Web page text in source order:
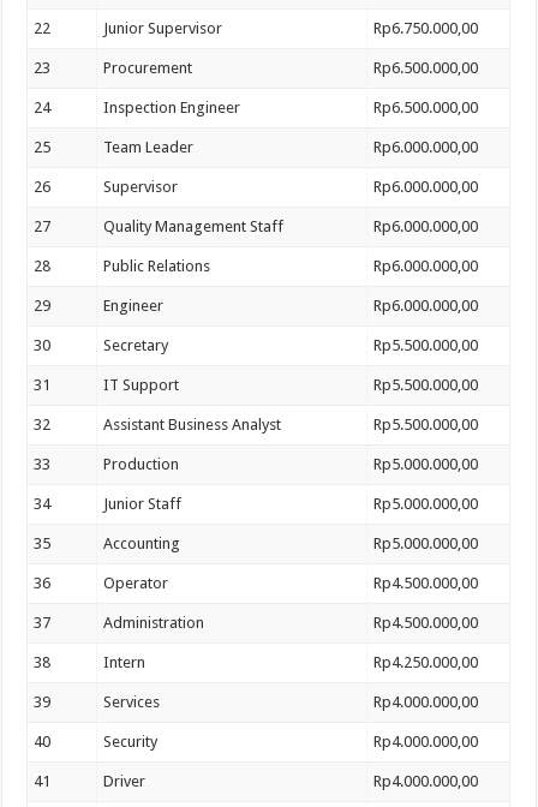
22 Junior Supervisor Rp6.750.000,00
23 Procurement Rp6.500.000,00
24 Inspection Engineer Rp6.500.000,00
25 Team Leader Rp6.000.000,00
26 Supervisor Rp6.000.000,00
27 Quality Management Staff Rp6.000.000,00
28 Public Relations Rp6.000.000,00
29 Engineer Rp6.000.000,00
30 Secretary Rp5.500.000,00
31 IT Support Rp5.500.000,00
32 Assistant Business Analyst Rp5.500.000,00
33 Production Rp5.000.000,00
34 Junior Staff Rp5.000.000,00
35 Accounting Rp5.000.000,00
36 Operator Rp4.500.000,00
37 Administration Rp4.500.000,00
38 Intern Rp4.250.000,00
39 Services Rp4.000.000,00
40 Security Rp4.000.000,00
41 Driver Rp4.000.000,00